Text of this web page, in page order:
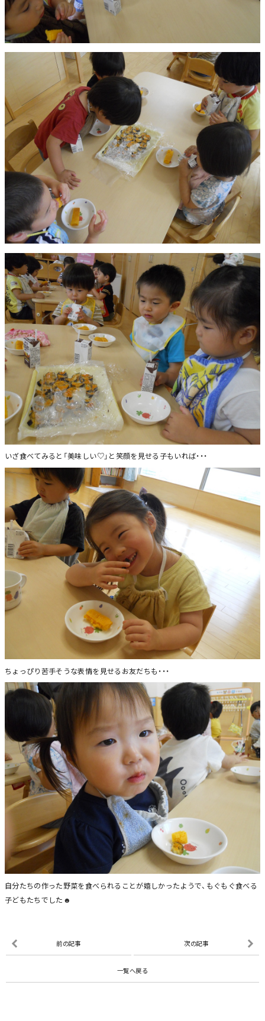
いざ食べてみると「美味しい♡」と笑顔を見せる子もいれば・・・
ちょっぴり苦手そうな表情を見せるお友だちも・・・
自分たちの作った野菜を食べられることが嬉しかったようで、もぐもぐ食べる
子どもたちでした☻
前の記事 次の記事
一覧へ戻る